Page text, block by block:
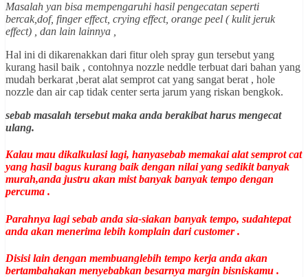
Masalah yan bisa mempengaruhi hasil pengecatan seperti
bercak,dof, finger effect, crying effect, orange peel ( kulit jeruk
effect) , dan lain lainnya ,
Hal ini di dikarenakkan dari fitur oleh spray gun tersebut yang
kurang hasil baik , contohnya nozzle neddle terbuat dari bahan yang
mudah berkarat ,berat alat semprot cat yang sangat berat , hole
nozzle dan air cap tidak center serta jarum yang riskan bengkok.
sebab masalah tersebut maka anda berakibat harus mengecat
ulang.
Kalau mau dikalkulasi lagi, hanyasebab memakai alat semprot cat
yang hasil bagus kurang baik dengan nilai yang sedikit banyak
murah,anda justru akan mist banyak banyak tempo dengan
percuma .
Parahnya lagi sebab anda sia-siakan banyak tempo, sudahtepat
anda akan menerima lebih komplain dari customer .
Disisi lain dengan membuanglebih tempo kerja anda akan
bertambahakan menyebabkan besarnya margin bisniskamu .